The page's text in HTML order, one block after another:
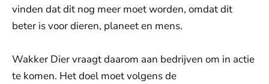
vinden dat dit nog meer moet worden, omdat dit
beter is voor dieren, planeet en mens.
Wakker Dier vraagt daarom aan bedrijven om in actie
te komen. Het doel moet volgens de